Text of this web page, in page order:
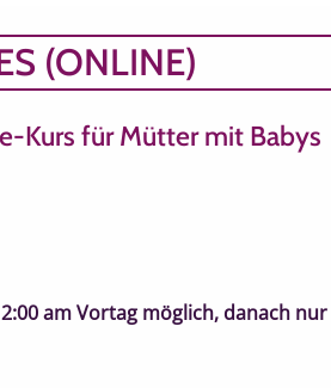
(ONLINE)
Kurs für Mütter mit Babys
am Vortag möglich, danach nur